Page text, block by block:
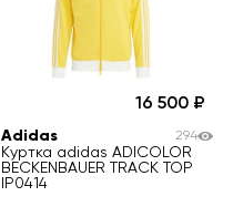
16 500
Adidas
Куртка adidas ADICOLOR
BECKENBAUER TRACK TOP
IP0414
294